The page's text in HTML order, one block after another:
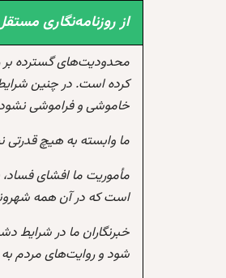
از روزنامه‌نگاری
محدودیت‌های گسترده بر
کرده است. در چنین
خاموشی و فراموشی
ما وابسته به هیچ قدرتی
مأموریت ما افشای
است که در آن همه
خبرنگاران ما در شرایط
شود و روایت‌های مردم